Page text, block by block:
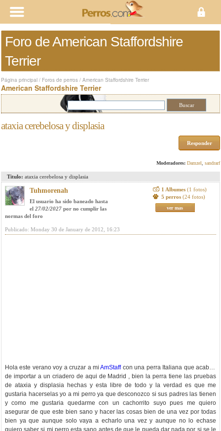
Foro de American Staffordshire
Terrier
Página principal / Foros de perros / American Staffordshire Terrier
American Staffordshire Terrier
ataxia cerebelosa y displasia
Responder
Moderadores: Damzel sandrarf
Titulo: ataxia cerebelosa y displasia
Tuhmorenah
El usuario ha sido baneado hasta
el 27/02/2027 por no cumplir las
normas del foro
1 Albumes (1 fotos)
5 perros (24 fotos)
ver mas
Publicado: Monday 30 de January de 2012, 16:23
Hola este verano voy a cruzar a miAmStaffcon una perra Italiana que acaban
de importar a un criadero de aqui de Madrid , bien la perra tiene las pruebas
de ataxia y displasia hechas y esta libre de todo y la verdad es que me
gustaria hacerselas yo a mi perro ya que desconozco si sus padres las tienen
y como me gustaria quedarme con un cachorrito suyo pues me quiero
asegurar de que este bien sano y hacer las cosas bien de una vez por todas
bien ya que aunque solo vaya a echarlo una vez y aunque no lo echase
quiero saber si mi perro esta sano antes de que le pueda dar nada por si se le